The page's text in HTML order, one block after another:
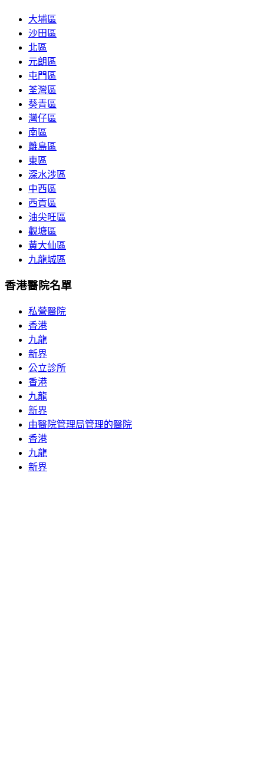
大埔區
沙田區
北區
元朗區
屯門區
荃灣區
葵青區
灣仔區
南區
離島區
東區
深水涉區
中西區
西貢區
油尖旺區
觀塘區
黃大仙區
九龍城區
香港醫院名單
私營醫院
香港
九龍
新界
公立診所
香港
九龍
新界
由醫院管理局管理的醫院
香港
九龍
新界